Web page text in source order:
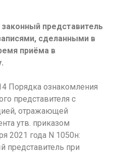
представитель
сделанными в
приёма в
Порядка ознакомления
представителя с
отражающей
утв. приказом
2021 года N 1050н:
представитель при